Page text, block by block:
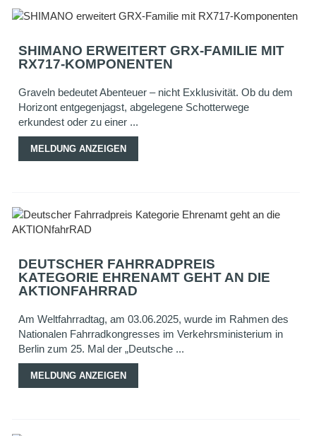
SHIMANO ERWEITERT GRX-FAMILIE MIT
RX717-KOMPONENTEN
Graveln bedeutet Abenteuer – nicht Exklusivität. Ob du dem
Horizont entgegenjagst, abgelegene Schotterwege
erkundest oder zu einer ...
MELDUNG ANZEIGEN
DEUTSCHER FAHRRADPREIS
KATEGORIE EHRENAMT GEHT AN DIE
AKTIONFAHRRAD
Am Weltfahrradtag, am 03.06.2025, wurde im Rahmen des
Nationalen Fahrradkongresses im Verkehrsministerium in
Berlin zum 25. Mal der „Deutsche ...
MELDUNG ANZEIGEN